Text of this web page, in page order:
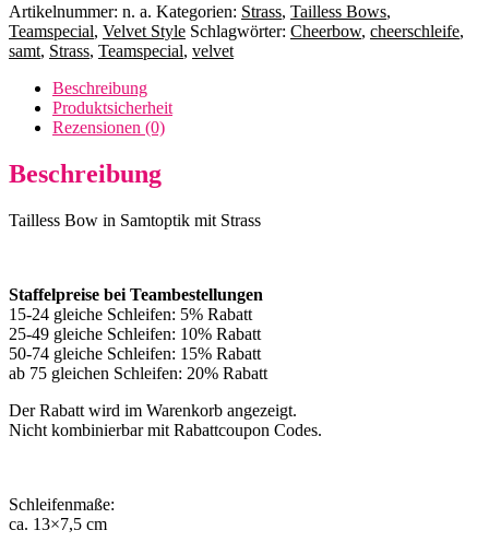
Artikelnummer: n. a. Kategorien: Strass, Tailless Bows,
Teamspecial, Velvet Style Schlagwörter: Cheerbow, cheerschleife,
samt, Strass, Teamspecial, velvet
Beschreibung
Produktsicherheit
Rezensionen (0)
Beschreibung
Tailless Bow in Samtoptik mit Strass
Staffelpreise bei Teambestellungen
15-24 gleiche Schleifen: 5% Rabatt
25-49 gleiche Schleifen: 10% Rabatt
50-74 gleiche Schleifen: 15% Rabatt
ab 75 gleichen Schleifen: 20% Rabatt
Der Rabatt wird im Warenkorb angezeigt.
Nicht kombinierbar mit Rabattcoupon Codes.
Schleifenmaße:
ca. 13×7,5 cm